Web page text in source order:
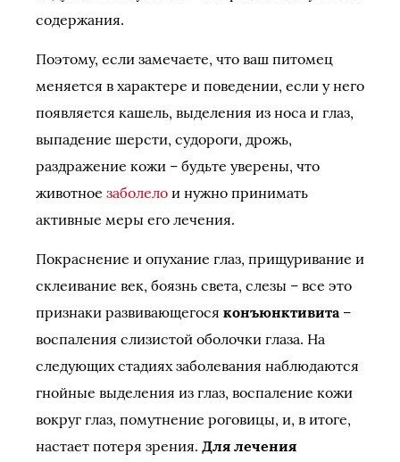
содержания.
Поэтому, если замечаете, что ваш питомец
меняется в характере и поведении, если у него
появляется кашель, выделения из носа и глаз,
выпадение шерсти, судороги, дрожь,
раздражение кожи – будьте уверены, что
животное заболело и нужно принимать
активные меры его лечения.
Покраснение и опухание глаз, прищуривание и
склеивание век, боязнь света, слезы – все это
признаки развивающегося конъюнктивита–
воспаления слизистой оболочки глаза. На
следующих стадиях заболевания наблюдаются
гнойные выделения из глаз, воспаление кожи
вокруг глаз, помутнение роговицы, и, в итоге,
настает потеря зрения. Для лечения